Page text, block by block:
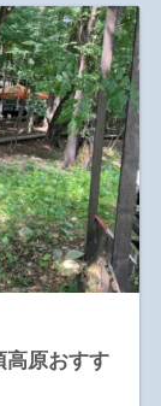
高原おすす